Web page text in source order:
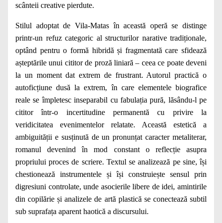
scânteii creative pierdute.
Stilul adoptat de Vila-Matas în această operă se distinge
printr-un refuz categoric al structurilor narative tradiționale,
optând pentru o formă hibridă și fragmentată care sfidează
așteptările unui cititor de proză liniară – ceea ce poate deveni
la un moment dat extrem de frustrant. Autorul practică o
autoficțiune dusă la extrem, în care elementele biografice
reale se împletesc inseparabil cu fabulația pură, lăsându-l pe
cititor într-o incertitudine permanentă cu privire la
veridicitatea evenimentelor relatate. Această estetică a
ambiguității e susținută de un pronunțat caracter metaliterar,
romanul devenind în mod constant o reflecție asupra
propriului proces de scriere. Textul se analizează pe sine, își
chestionează instrumentele și își construiește sensul prin
digresiuni controlate, unde asocierile libere de idei, amintirile
din copilărie și analizele de artă plastică se conectează subtil
sub suprafața aparent haotică a discursului.